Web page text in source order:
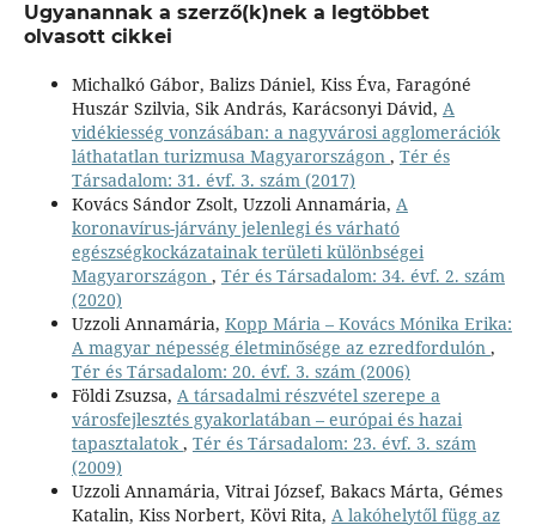
Ugyanannak a szerző(k)nek a legtöbbet
olvasott cikkei
Michalkó Gábor, Balizs Dániel, Kiss Éva, Faragóné
Huszár Szilvia, Sik András, Karácsonyi Dávid, A
vidékiesség vonzásában: a nagyvárosi agglomerációk
láthatatlan turizmusa Magyarországon , Tér és
Társadalom: 31. évf. 3. szám (2017)
Kovács Sándor Zsolt, Uzzoli Annamária, A
koronavírus-járvány jelenlegi és várható
egészségkockázatainak területi különbségei
Magyarországon , Tér és Társadalom: 34. évf. 2. szám
(2020)
Uzzoli Annamária, Kopp Mária – Kovács Mónika Erika:
A magyar népesség életminősége az ezredfordulón ,
Tér és Társadalom: 20. évf. 3. szám (2006)
Földi Zsuzsa, A társadalmi részvétel szerepe a
városfejlesztés gyakorlatában – európai és hazai
tapasztalatok , Tér és Társadalom: 23. évf. 3. szám
(2009)
Uzzoli Annamária, Vitrai József, Bakacs Márta, Gémes
Katalin, Kiss Norbert, Kövi Rita, A lakóhelytől függ az